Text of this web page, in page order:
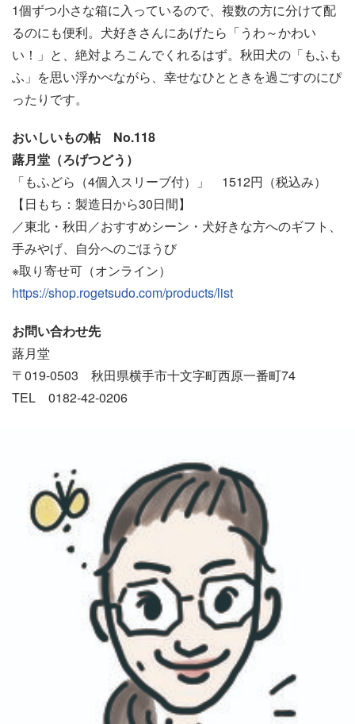
1個ずつ小さな箱に入っているので、複数の方に分けて配
るのにも便利。犬好きさんにあげたら「うわ～かわい
い！」と、絶対よろこんでくれるはず。秋田犬の「もふも
ふ」を思い浮かべながら、幸せなひとときを過ごすのにぴ
ったりです。
おいしいもの帖 No.118
蕗月堂（ろげつどう）
「もふどら（4個入スリーブ付）」 1512円（税込み）
【日もち：製造日から30日間】
／東北・秋田／おすすめシーン・犬好きな方へのギフト、
手みやげ、自分へのごほうび
※取り寄せ可（オンライン）
https://shop.rogetsudo.com/products/list
お問い合わせ先
蕗月堂
〒019-0503 秋田県横手市十文字町西原一番町74
TEL 0182-42-0206